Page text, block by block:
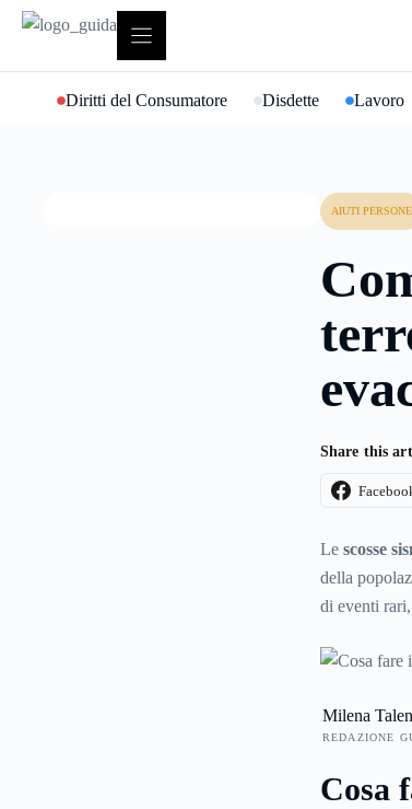
contenuto
Diritti del Consumatore Disdette Lavoro
AIUTI PERSONE
Share this
Le scosse
della
di eventi
troverete
Milena
REDAZIONE
Cosa